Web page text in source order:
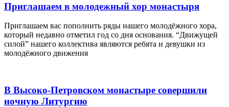
Приглашаем в молодежный хор монастыря
Приглашаем вас пополнить ряды нашего молодёжного хора,
который недавно отметил год со дня основания. “Движущей
силой” нашего коллектива являются ребята и девушки из
молодёжного движения
В Высоко-Петровском монастыре совершили
ночную Литургию